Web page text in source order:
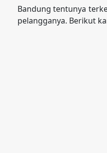
Bandung tentunya
pelangganya. Berikut